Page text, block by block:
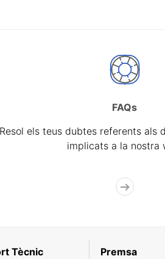
FAQs
Resol els teus dubtes referents als
implicats a la nostra
Tècnic Premsa